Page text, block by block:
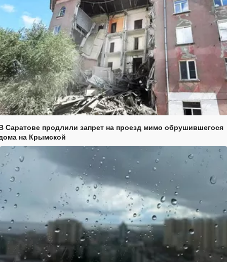
Саратове продлили запрет на проезд мимо обрушившегося
на Крымской